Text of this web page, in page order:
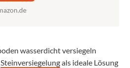
wasserdicht versiegeln
Steinversiegelungals ideale Lösung